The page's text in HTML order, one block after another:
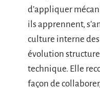
d’appliquer
ils apprennent,
culture interne
évolution
technique. Elle
façon de